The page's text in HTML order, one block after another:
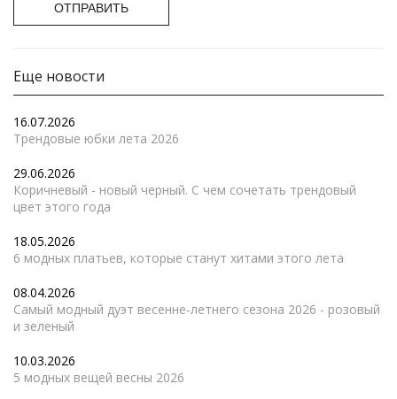
ОТПРАВИТЬ
Еще новости
16.07.2026
Трендовые юбки лета 2026
29.06.2026
Коричневый - новый черный. С чем сочетать трендовый
цвет этого года
18.05.2026
6 модных платьев, которые станут хитами этого лета
08.04.2026
Самый модный дуэт весенне-летнего сезона 2026 - розовый
и зеленый
10.03.2026
5 модных вещей весны 2026